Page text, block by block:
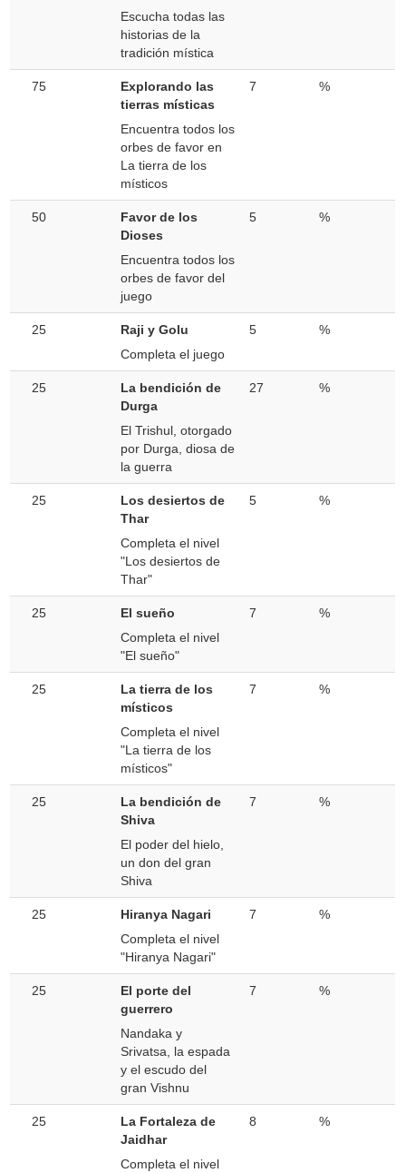
Escucha todas las
historias de la
tradición mística
75
Explorando las
tierras místicas
Encuentra todos los
orbes de favor en
La tierra de los
místicos
7 %
50
Favor de los
Dioses
Encuentra todos los
orbes de favor del
juego
5 %
25
Raji y Golu
Completa el juego
5 %
25
La bendición de
Durga
El Trishul, otorgado
por Durga, diosa de
la guerra
27 %
25
Los desiertos de
Thar
Completa el nivel
"Los desiertos de
Thar"
5 %
25
El sueño
Completa el nivel
"El sueño"
7 %
25
La tierra de los
místicos
Completa el nivel
"La tierra de los
místicos"
7 %
25
La bendición de
Shiva
El poder del hielo,
un don del gran
Shiva
7 %
25
Hiranya Nagari
Completa el nivel
"Hiranya Nagari"
7 %
25
El porte del
guerrero
Nandaka y
Srivatsa, la espada
y el escudo del
gran Vishnu
7 %
25
La Fortaleza de
Jaidhar
Completa el nivel
8 %